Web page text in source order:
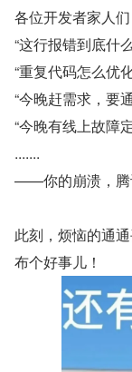
各位开发者家人
“这行报错到底什
“重复代码怎么优
“今晚赶需求，要
“今晚有线上故障
.......
——你的崩溃，腾
此刻，烦恼的通
布个好事儿！